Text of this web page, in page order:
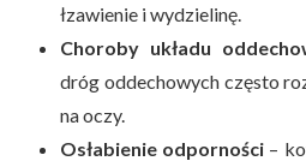
łzawienie i wydzielinę.
Choroby układu
dróg oddechowych często
na oczy.
Osłabienie odporności –